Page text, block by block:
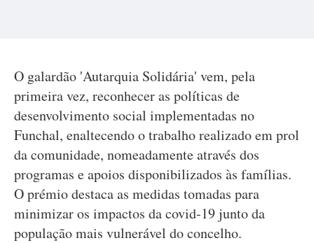
O galardão 'Autarquia Solidária' vem, pela
primeira vez, reconhecer as políticas de
desenvolvimento social implementadas no
Funchal, enaltecendo o trabalho realizado em prol
da comunidade, nomeadamente através dos
programas e apoios disponibilizados às famílias.
O prémio destaca as medidas tomadas para
minimizar os impactos da covid-19 junto da
população mais vulnerável do concelho.